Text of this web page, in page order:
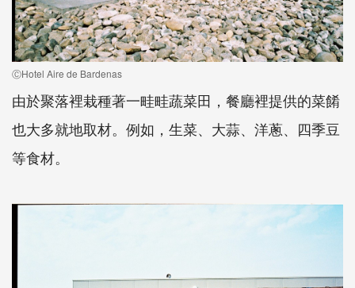
ⒸHotel Aire de Bardenas
由於聚落裡栽種著一畦畦蔬菜田，餐廳裡提供的菜餚
也大多就地取材。例如，生菜、大蒜、洋蔥、四季豆
等食材。